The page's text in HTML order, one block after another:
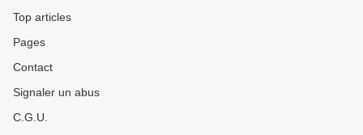
Top articles
Pages
Contact
Signaler un abus
C.G.U.